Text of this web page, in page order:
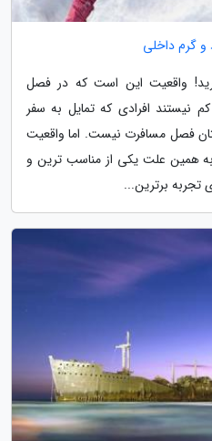
واقعیت این است که در فصل
افرادی که تمایل به سفر
فصل مسافرت نیست. اما واقعیت
همین علت یکی از مناسب ترین و
برترین...